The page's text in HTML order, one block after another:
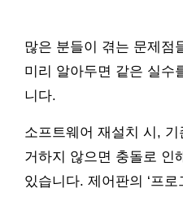
많은 분들이 겪는 문제점
미리 알아두면 같은 실수
니다.
소프트웨어 재설치 시, 기
거하지 않으면 충돌로 인
있습니다. 제어판의 ‘프